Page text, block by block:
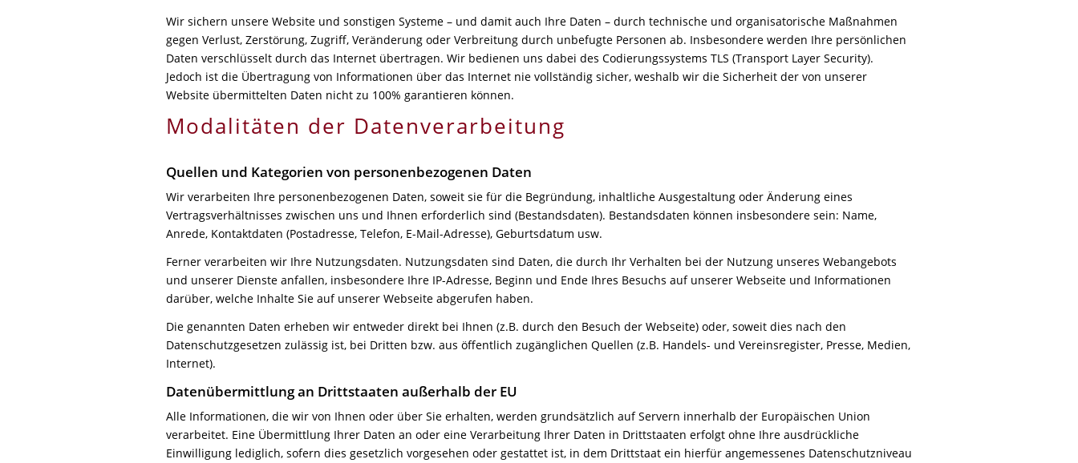
Wir sichern unsere Website und sonstigen Systeme – und damit auch Ihre Daten – durch technische und organisatorische Maßnahmen
gegen Verlust, Zerstörung, Zugriff, Veränderung oder Verbreitung durch unbefugte Personen ab. Insbesondere werden Ihre persönlichen
Daten verschlüsselt durch das Internet übertragen. Wir bedienen uns dabei des Codierungssystems TLS (Transport Layer Security).
Jedoch ist die Übertragung von Informationen über das Internet nie vollständig sicher, weshalb wir die Sicherheit der von unserer
Website übermittelten Daten nicht zu 100% garantieren können.
Modalitäten der Datenverarbeitung
Quellen und Kategorien von personenbezogenen Daten
Wir verarbeiten Ihre personenbezogenen Daten, soweit sie für die Begründung, inhaltliche Ausgestaltung oder Änderung eines
Vertragsverhältnisses zwischen uns und Ihnen erforderlich sind (Bestandsdaten). Bestandsdaten können insbesondere sein: Name,
Anrede, Kontaktdaten (Postadresse, Telefon, E-Mail-Adresse), Geburtsdatum usw.
Ferner verarbeiten wir Ihre Nutzungsdaten. Nutzungsdaten sind Daten, die durch Ihr Verhalten bei der Nutzung unseres Webangebots
und unserer Dienste anfallen, insbesondere Ihre IP-Adresse, Beginn und Ende Ihres Besuchs auf unserer Webseite und Informationen
darüber, welche Inhalte Sie auf unserer Webseite abgerufen haben.
Die genannten Daten erheben wir entweder direkt bei Ihnen (z.B. durch den Besuch der Webseite) oder, soweit dies nach den
Datenschutzgesetzen zulässig ist, bei Dritten bzw. aus öffentlich zugänglichen Quellen (z.B. Handels- und Vereinsregister, Presse, Medien,
Internet).
Datenübermittlung an Drittstaaten außerhalb der EU
Alle Informationen, die wir von Ihnen oder über Sie erhalten, werden grundsätzlich auf Servern innerhalb der Europäischen Union
verarbeitet. Eine Übermittlung Ihrer Daten an oder eine Verarbeitung Ihrer Daten in Drittstaaten erfolgt ohne Ihre ausdrückliche
Einwilligung lediglich, sofern dies gesetzlich vorgesehen oder gestattet ist, in dem Drittstaat ein hierfür angemessenes Datenschutzniveau